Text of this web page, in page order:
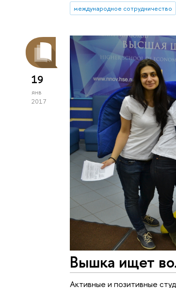
международное сотрудничество
19
янв
2017
Вышка ищет
Активные и позитивные